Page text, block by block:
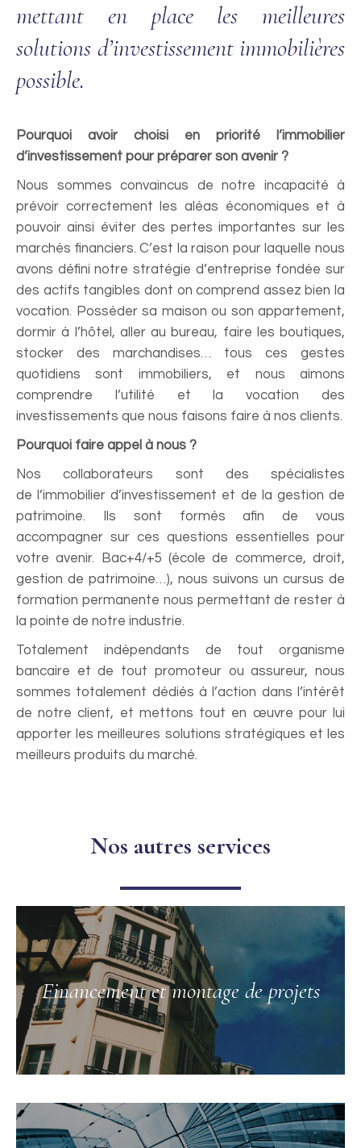
mettant en place les meilleures
solutions d’investissement immobilières
possible.
Pourquoi avoir choisi en priorité l’immobilier
d’investissement pour préparer son avenir ?
Nous sommes convaincus de notre incapacité à
prévoir correctement les aléas économiques et à
pouvoir ainsi éviter des pertes importantes sur les
marchés financiers. C’est la raison pour laquelle nous
avons défini notre stratégie d’entreprise fondée sur
des actifs tangibles dont on comprend assez bien la
vocation. Posséder sa maison ou son appartement,
dormir à l’hôtel, aller au bureau, faire les boutiques,
stocker des marchandises… tous ces gestes
quotidiens sont immobiliers, et nous aimons
comprendre l’utilité et la vocation des
investissements que nous faisons faire à nos clients.
Pourquoi faire appel à nous ?
Nos collaborateurs sont des spécialistes
de l’immobilier d’investissement et de la gestion de
patrimoine. Ils sont formés afin de vous
accompagner sur ces questions essentielles pour
votre avenir. Bac+4/+5 (école de commerce, droit,
gestion de patrimoine…), nous suivons un cursus de
formation permanente nous permettant de rester à
la pointe de notre industrie.
Totalement indépendants de tout organisme
bancaire et de tout promoteur ou assureur, nous
sommes totalement dédiés à l’action dans l’intérêt
de notre client, et mettons tout en œuvre pour lui
apporter les meilleures solutions stratégiques et les
meilleurs produits du marché.
Nos autres services
Financement et montage de projets